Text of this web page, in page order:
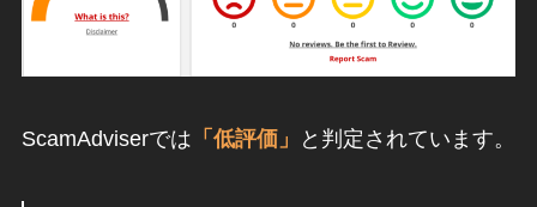
ScamAdviserでは 「低評価」 と判定されています。